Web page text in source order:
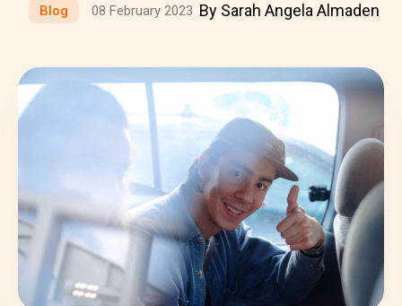
Blog 08 February 2023 By Sarah Angela Almaden